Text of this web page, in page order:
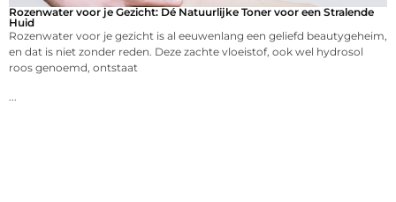
Rozenwater voor je Gezicht: Dé Natuurlijke Toner voor een Stralende
Huid
Rozenwater voor je gezicht is al eeuwenlang een geliefd beautygeheim,
en dat is niet zonder reden. Deze zachte vloeistof, ook wel hydrosol
roos genoemd, ontstaat